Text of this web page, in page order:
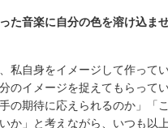
音楽に自分の色を溶け込ま
私自身をイメージして作って
のイメージを捉えてもらって
期待に応えられるのか」「こ
か」と考えながら、いつも以